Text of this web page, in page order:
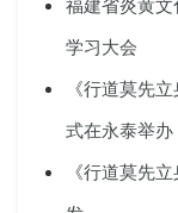
福建省炎黄
学习大会
《行道莫先
式在永泰举办
《行道莫先